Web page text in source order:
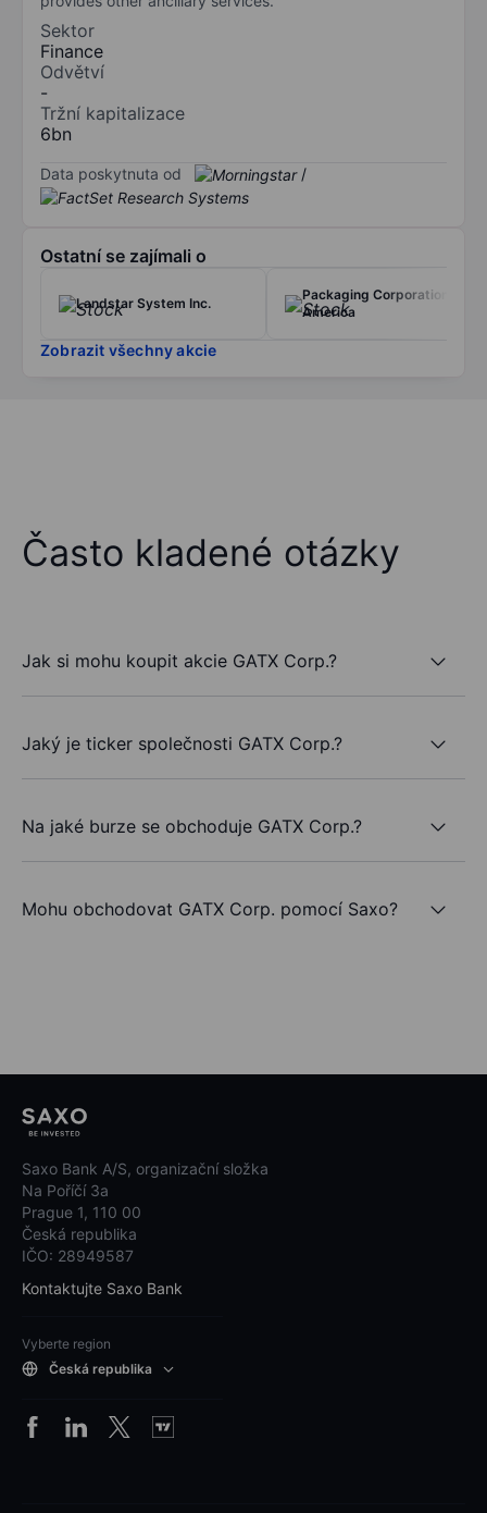
Sektor
Finance
Odvětví
-
Tržní kapitalizace
6bn
Data poskytnuta od /
Ostatní se zajímali o
Landstar System Inc.
Packaging Corporation of
America
Zobrazit všechny akcie
Často kladené otázky
Jak si mohu koupit akcie GATX Corp.?
Jaký je ticker společnosti GATX Corp.?
Na jaké burze se obchoduje GATX Corp.?
Mohu obchodovat GATX Corp. pomocí Saxo?
Saxo Bank A/S, organizační složka
Na Poříčí 3a
Prague 1, 110 00
Česká republika
IČO: 28949587
Kontaktujte Saxo Bank
Vyberte region
Česká republika